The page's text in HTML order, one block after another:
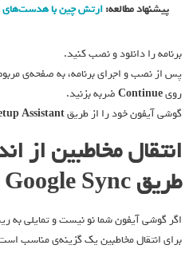
پیشنهاد مطالعه:ارتش چین با هدست‌‌های
برنامه را دانلود و نصب کنید.
پس از نصب و اجرای برنامه، به صفحه‌ی
رویContinueضربه بزنید.
گوشی آیفون خود را از طریقAssistant
انتقال مخاطبین از
طریق Google Sync
اگر گوشی آیفون شما نو نیست و تمایلی به
برای انتقال مخاطبین یک گزینه‌ی مناسب